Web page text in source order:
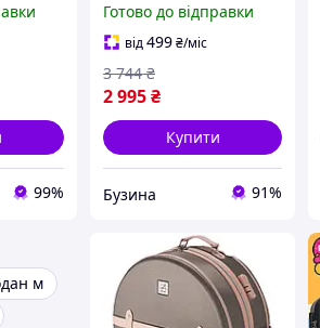
на
99%
телескопічною ручкою
та кодовим замком на
колесах для одягу
Готово до відправки
від499₴/міс
2 995₴
3 744 ₴
Купити
Бузина 91%
м